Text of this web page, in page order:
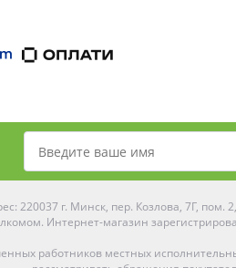
220037 г. Минск, пер. Козлова, 7Г, пом.
Интернет-магазин
работников местных